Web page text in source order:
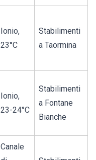
Ionio,
23°C
Stabilimenti
a Taormina
Ionio,
23-24°C
Stabilimenti
a Fontane
Bianche
Canale